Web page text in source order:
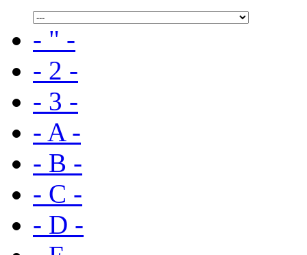
- " -
- 2 -
- 3 -
- A -
- B -
- C -
- D -